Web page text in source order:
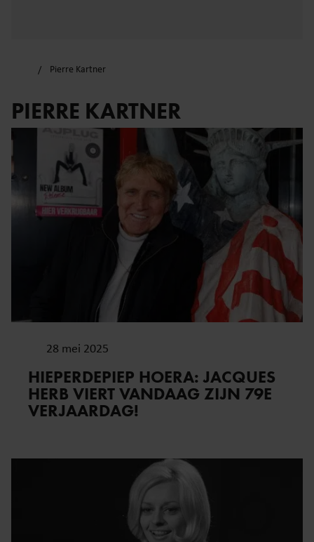
Pierre Kartner
PIERRE KARTNER
28 mei 2025
HIEPERDEPIEP HOERA: JACQUES
HERB VIERT VANDAAG ZIJN 79E
VERJAARDAG!